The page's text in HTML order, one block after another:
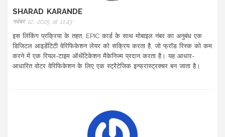
SHARAD KARANDE
नवंबर 12, 2025 at 11:43
इस लिंकिंग प्रक्रिया के तहत, EPIC कार्ड के साथ मोबाइल नंबर का अनुबंध एक
डिजिटल आइडेंटिटी वेरिफिकेशन लेयर को सक्रिय करता है, जो फ्रॉड रिस्क को कम
करने में एक रियल-टाइम ऑथेंटिकेशन मैकेनिज्म प्रदान करता है। यह आधार-
आधारित वोटर वेरिफिकेशन के लिए एक स्ट्रैटेजिक इन्फ्रास्ट्रक्चर बन जाता है।